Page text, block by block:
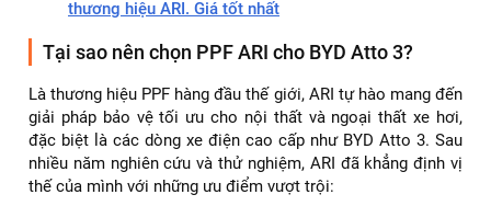
thương hiệu ARI. Giá tốt nhất
Tại sao nên chọn PPF ARI cho BYD Atto 3?
Là thương hiệu PPF hàng đầu thế giới, ARI tự hào mang đến
giải pháp bảo vệ tối ưu cho nội thất và ngoại thất xe hơi,
đặc biệt là các dòng xe điện cao cấp như BYD Atto 3. Sau
nhiều năm nghiên cứu và thử nghiệm, ARI đã khẳng định vị
thế của mình với những ưu điểm vượt trội: